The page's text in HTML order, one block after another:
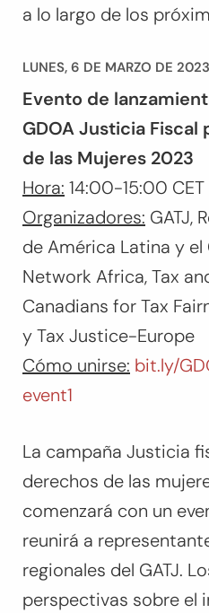
a lo largo de los
LUNES, 6 DE MARZO DE 2023
Evento de
GDOA Justicia Fiscal
de las Mujeres 2023
Hora: 14:00-15:00 CET
Organizadores: GATJ,
de América Latina y el
Network Africa, Tax
Canadians for Tax
y Tax Justice-Europe
Cómo unirse: bit.ly/
event1
La campaña Justicia
derechos de las
comenzará con un
reunirá a
regionales del GATJ.
perspectivas sobre el